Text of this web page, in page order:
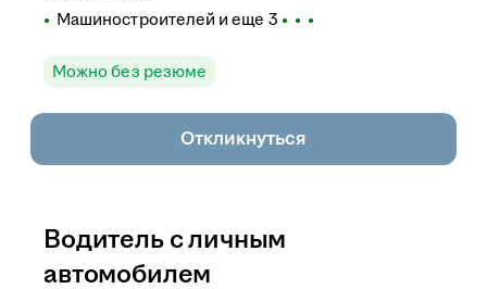
Машиностроителей и еще 3
Можно без резюме
Откликнуться
Водитель с личным
автомобилем